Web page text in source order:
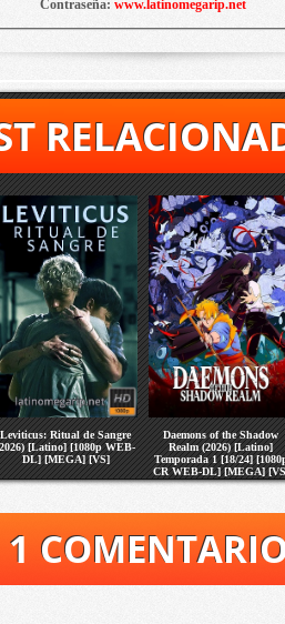
Contraseña: www.latinomegarip.net
Leviticus: Ritual de Sangre
[Latino] [1080p WEB-
DL] [MEGA] [VS]
Daemons of the Shadow
Realm (2026) [Latino]
Temporada 1 [18/24]
CR WEB-DL] [MEGA]
1